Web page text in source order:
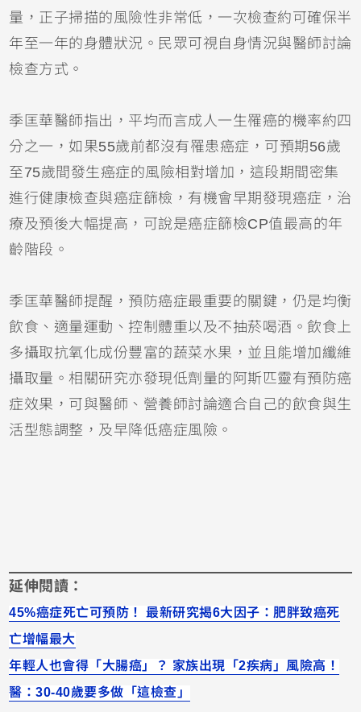
量，正子掃描的風險性非常低，一次檢查約可確保半
年至一年的身體狀況。民眾可視自身情況與醫師討論
檢查方式。
季匡華醫師指出，平均而言成人一生罹癌的機率約四
分之一，如果55歲前都沒有罹患癌症，可預期56歲
至75歲間發生癌症的風險相對增加，這段期間密集
進行健康檢查與癌症篩檢，有機會早期發現癌症，治
療及預後大幅提高，可說是癌症篩檢CP值最高的年
齡階段。
季匡華醫師提醒，預防癌症最重要的關鍵，仍是均衡
飲食、適量運動、控制體重以及不抽菸喝酒。飲食上
多攝取抗氧化成份豐富的蔬菜水果，並且能增加纖維
攝取量。相關研究亦發現低劑量的阿斯匹靈有預防癌
症效果，可與醫師、營養師討論適合自己的飲食與生
活型態調整，及早降低癌症風險。
延伸閱讀：
45%癌症死亡可預防！ 最新研究揭6大因子：肥胖致癌死
亡增幅最大
年輕人也會得「大腸癌」？ 家族出現「2疾病」風險高！
醫：30-40歲要多做「這檢查」